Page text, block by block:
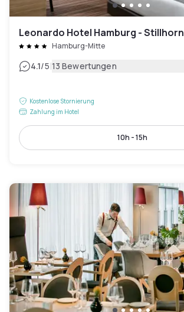
Leonardo Hotel Hamburg - Stillhorn
Hamburg-Mitte
4.1/5|13 Bewertungen
Kostenlose Stornierung
Zahlung im Hotel
10h - 15h